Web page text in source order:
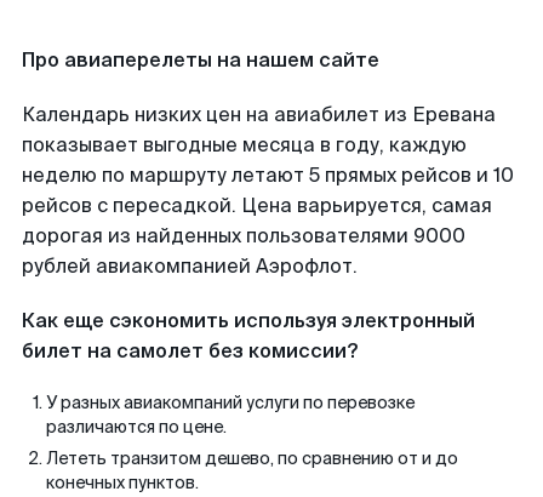
Про авиаперелеты на нашем сайте
Календарь низких цен на авиабилет из Еревана
показывает выгодные месяца в году, каждую
неделю по маршруту летают 5 прямых рейсов и 10
рейсов с пересадкой. Цена варьируется, самая
дорогая из найденных пользователями 9000
рублей авиакомпанией Аэрофлот.
Как еще сэкономить используя электронный
билет на самолет без комиссии?
У разных авиакомпаний услуги по перевозке
различаются по цене.
Лететь транзитом дешево, по сравнению от и до
конечных пунктов.